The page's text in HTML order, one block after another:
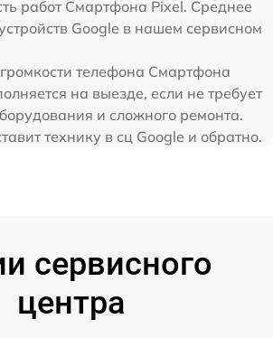
работ Смартфона Pixel. Среднее
Google в нашем сервисном
телефона Смартфона
на выезде, если не требует
и сложного ремонта.
технику в сц Google и обратно.
сервисного
центра